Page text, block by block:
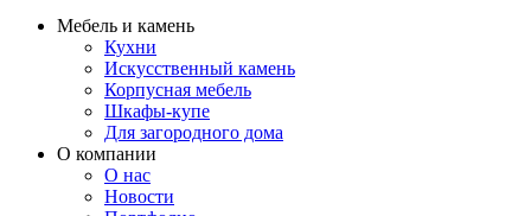
Мебель и камень
Кухни
Искусственный камень
Корпусная мебель
Шкафы-купе
Для загородного дома
О компании
О нас
Новости